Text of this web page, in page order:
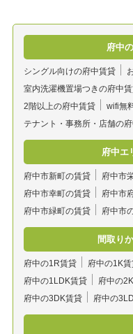
府中
シングル向けの府中賃貸
室内洗濯機置場つきの府中
2階以上の府中賃貸
wifi無
テナント・事務所・店舗の
府中エ
府中市新町の賃貸 府中市
府中市幸町の賃貸
府中市
府中市緑町の賃貸
府中市
間取り
府中の1R賃貸 府中の1K
府中の1LDK賃貸
府中の
府中の3DK賃貸
府中の